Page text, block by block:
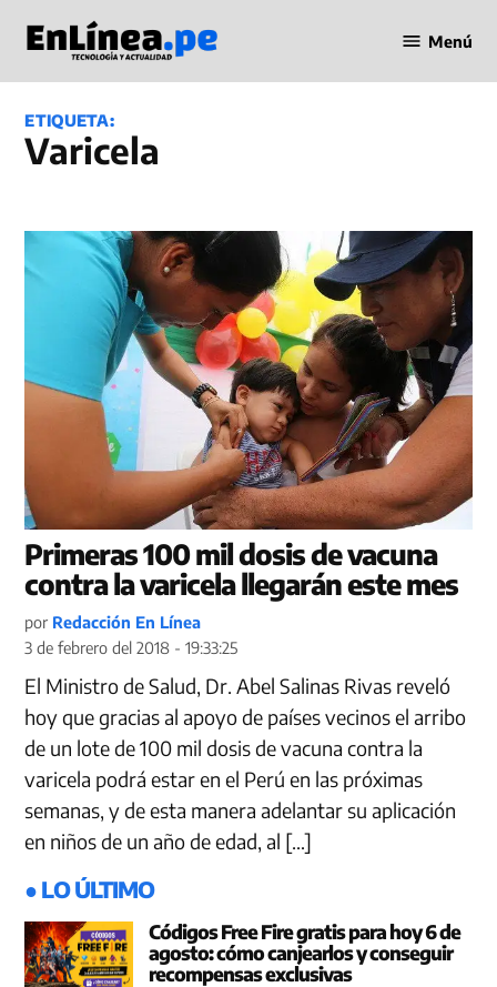
contenido
en Línea
Menú
ETIQUETA:
varicela
Primeras 100 mil dosis de vacuna
contra la varicela llegarán este mes
por Redacción En Línea
3 de febrero del 2018 - 19:33:25
​El Ministro de Salud, Dr. Abel Salinas Rivas reveló
hoy que gracias al apoyo de países vecinos el arribo
de un lote de 100 mil dosis de vacuna contra la
varicela podrá estar en el Perú en las próximas
semanas, y de esta manera adelantar su aplicación
en niños de un año de edad, al […]
● LO ÚLTIMO
Códigos Free Fire gratis para hoy 6 de
agosto: cómo canjearlos y conseguir
recompensas exclusivas